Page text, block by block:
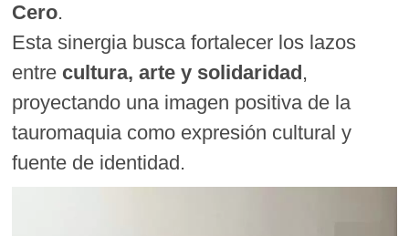
Cero.
Esta sinergia busca fortalecer los lazos
entre cultura, arte y solidaridad ,
proyectando una imagen positiva de la
tauromaquia como expresión cultural y
fuente de identidad.